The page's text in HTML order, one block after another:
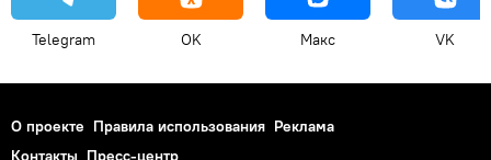
Telegram OK Макс VK
О проекте Правила использования Реклама
Контакты Пресс-центр